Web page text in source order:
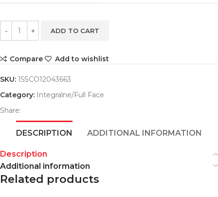
ADD TO CART
Compare Add to wishlist
SKU: 15SCO12043663
Category: Integralne/Full Face
Share:
DESCRIPTION ADDITIONAL INFORMATION
Description
Additional information
Related products